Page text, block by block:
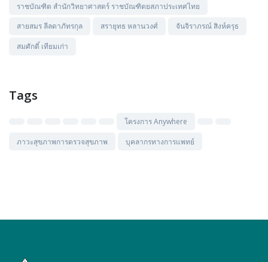
ราชบัณฑิต สำนักวิทยาศาสตร์ ราชบัณฑิตยสภาประเทศไทย
สายสมร ลีลดาภัทรกุล
สรายุทธ หลานวงศ์
จันจิราภรณ์ สิงห์ครุธ
สมศักดิ์ เทียมเก่า
Tags
โครงการ Anywhere
ภาวะสุขภาพการตรวจสุขภาพ
บุคลากรทางการแพทย์